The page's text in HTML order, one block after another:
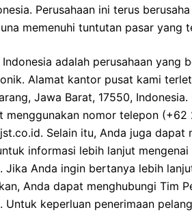
Perusahaan ini terus
memenuhi tuntutan pasar yang
Indonesia adalah perusahaan yang
Alamat kantor pusat kami
Jawa Barat, 17550,
menggunakan nomor telepon (+62
Selain itu, Anda juga dapat
informasi lebih lanjut
Jika Anda ingin bertanya lebih
Anda dapat menghubungi Tim
Untuk keperluan penerimaan